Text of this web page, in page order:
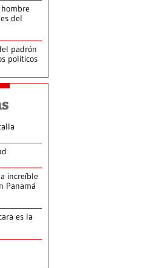
hombre
del
padrón
políticos
increíble
Panamá
es la